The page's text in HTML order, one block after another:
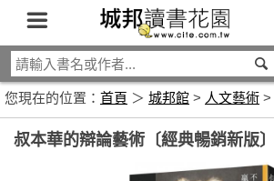
您現在的位置： 首頁 ＞ 城邦館 > 人文藝術 >
叔本華的辯論藝術〔經典暢銷新版〕